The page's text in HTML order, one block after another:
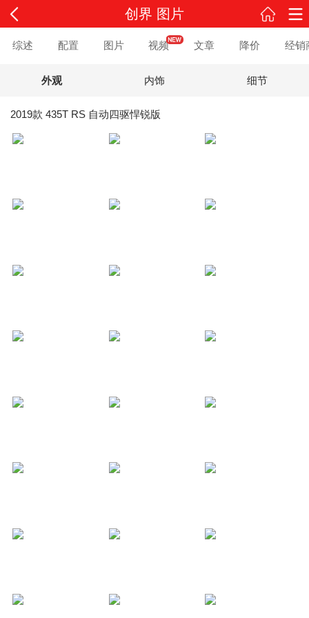
创界 图片
综述 配置 图片 视频 文章 降价 经销
外观 内饰 细节
2019款 435T RS 自动四驱悍锐版